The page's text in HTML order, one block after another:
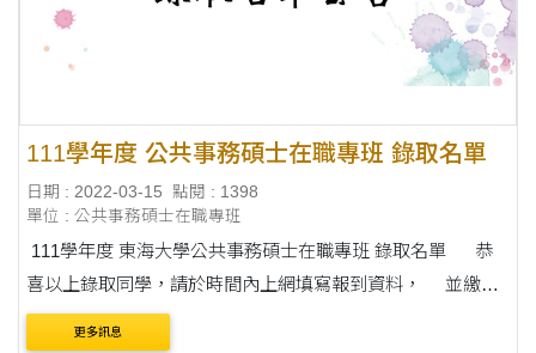
111學年度 公共事務碩士在職專班 錄取名單
日期 : 2022-03-15
點閱 : 1398
單位 : 公共事務碩士在職專班
111學年度 東海大學公共事務碩士在職專班 錄取名單 恭
喜以上錄取同學，請於時間內上網填寫報到資料， 並繳驗
證件!!
更多訊息